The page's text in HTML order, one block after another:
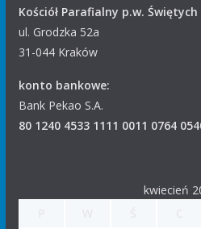
Kościół Parafialny p.w.
ul. Grodzka 52a
31-044 Kraków
konto bankowe:
Bank Pekao S.A.
80 1240 4533 1111 0011 0764
kwiecień